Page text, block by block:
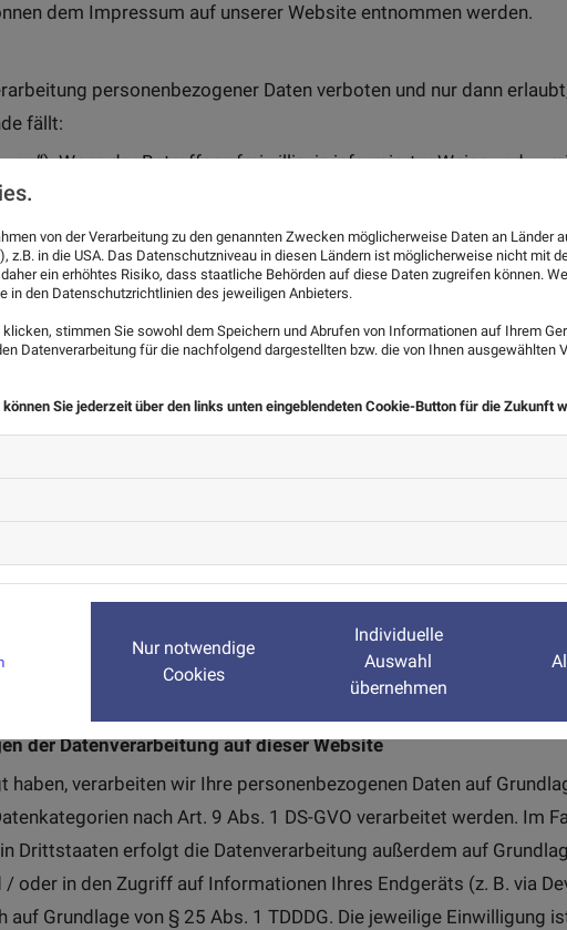
dem Impressum auf unserer Website entnommen werden.
personenbezogener Daten verboten und nur dann
fällt:
“): Wenn der Betroffene freiwillig, in informierter Weise und
Handlung zu verstehen gegeben hat, dass er mit der
mehrere bestimmte Zwecke einverstanden ist;
zur Erfüllung eines Vertrags, dessen Vertragspartei
erforderlich ist, die auf die Anfrage des Betroffenen erfolgen;
Verarbeitung zur Erfüllung einer rechtlichen Verpflichtung
Verarbeitung erforderlich ist, um lebenswichtige Interessen des
Verarbeitung für die Wahrnehmung einer Aufgabe erforderlich ist,
dem Verantwortlichen übertragen wurde; oder
“): Wenn die Verarbeitung zur Wahrung berechtigter
oder eines Dritten erforderlich ist, sofern nicht die
wenn es sich dabei um einen Minderjährigen handelt).
geben wir im Folgenden jeweils die anwendbare
der Datenverarbeitung auf dieser Website
verarbeiten wir Ihre personenbezogenen Daten auf
nach Art. 9 Abs. 1 DS-GVO verarbeitet werden. Im
Drittstaaten erfolgt die Datenverarbeitung außerdem auf
/ oder in den Zugriff auf Informationen Ihres Endgeräts (z. B. via
Grundlage von § 25 Abs. 1 TDDDG. Die jeweilige Einwilligung
von der Verarbeitung zu den genannten Zwecken möglicherweise Daten an Länder
z.B. in die USA. Das Datenschutzniveau in diesen Ländern ist möglicherweise nicht mit
ein erhöhtes Risiko, dass staatliche Behörden auf diese Daten zugreifen können.
in den Datenschutzrichtlinien des jeweiligen Anbieters.
klicken, stimmen Sie sowohl dem Speichern und Abrufen von Informationen auf Ihrem
Datenverarbeitung für die nachfolgend dargestellten bzw. die von Ihnen ausgewählten
Sie jederzeit über den links unten eingeblendeten Cookie-Button für die Zukunft
Nur notwendige
Cookies
Individuelle
Auswahl
übernehmen